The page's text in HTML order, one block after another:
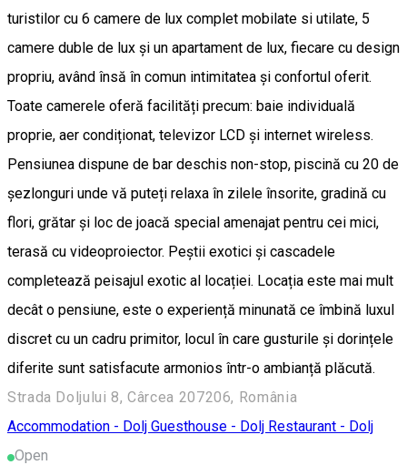
turistilor cu 6 camere de lux complet mobilate si utilate, 5
camere duble de lux și un apartament de lux, fiecare cu design
propriu, având însă în comun intimitatea și confortul oferit.
Toate camerele oferă facilități precum: baie individuală
proprie, aer condiționat, televizor LCD și internet wireless.
Pensiunea dispune de bar deschis non-stop, piscină cu 20 de
șezlonguri unde vă puteți relaxa în zilele însorite, gradină cu
flori, grătar și loc de joacă special amenajat pentru cei mici,
terasă cu videoproiector. Peștii exotici și cascadele
completează peisajul exotic al locației. Locația este mai mult
decât o pensiune, este o experiență minunată ce îmbină luxul
discret cu un cadru primitor, locul în care gusturile și dorințele
diferite sunt satisfacute armonios într-o ambianță plăcută.
Strada Doljului 8, Cârcea 207206, România
Accommodation - Dolj Guesthouse - Dolj Restaurant - Dolj
Open